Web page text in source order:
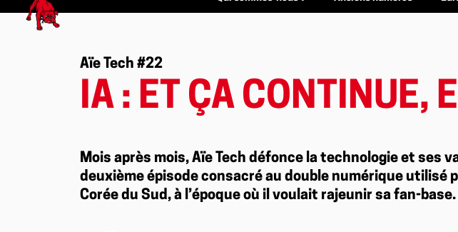
Aïe Tech #22
IA : ET ÇA CONTINUE,
Mois après mois, Aïe Tech défonce la technologie et ses
deuxième épisode consacré au double numérique utilisé
Corée du Sud, à l’époque où il voulait rajeunir sa fan-base.